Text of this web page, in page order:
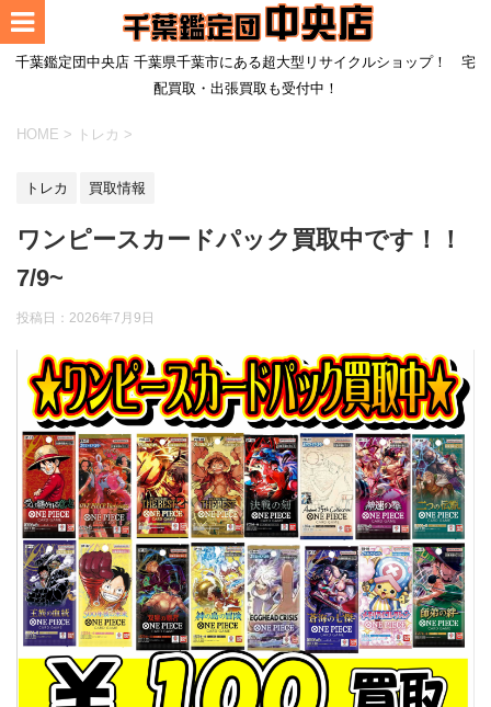
千葉鑑定団中央店 千葉県千葉市にある超大型リサイクルショップ！ 宅
配買取・出張買取も受付中！
HOME > トレカ >
トレカ 買取情報
ワンピースカードパック買取中です！！
7/9~
投稿日： 2026年7月9日